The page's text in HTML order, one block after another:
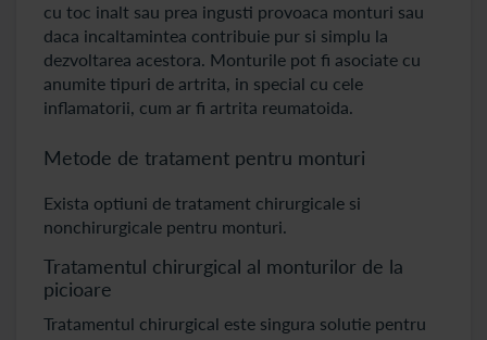
cu toc inalt sau prea ingusti provoaca monturi sau
daca incaltamintea contribuie pur si simplu la
dezvoltarea acestora. Monturile pot fi asociate cu
anumite tipuri de artrita, in special cu cele
inflamatorii, cum ar fi artrita reumatoida.
Metode de tratament pentru monturi
Exista optiuni de tratament chirurgicale si
nonchirurgicale pentru monturi.
Tratamentul chirurgical al monturilor de la
picioare
Tratamentul chirurgical este singura solutie pentru